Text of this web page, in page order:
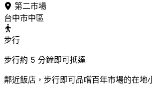
第二市場
台中市中區
步行
步行約 5 分鐘即可抵達
鄰近飯店，步行即可品嚐百年市場的在地